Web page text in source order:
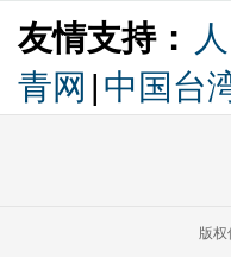
友情支持：
青网 | 中国台
版